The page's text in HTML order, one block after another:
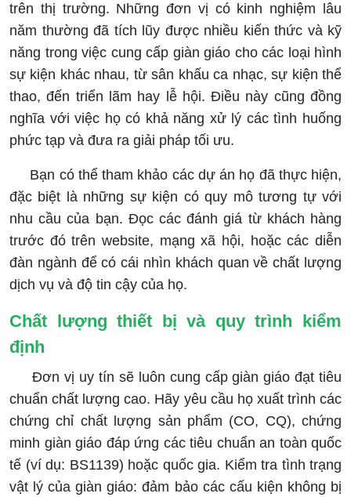
trên thị trường. Những đơn vị có kinh nghiệm lâu
năm thường đã tích lũy được nhiều kiến thức và kỹ
năng trong việc cung cấp giàn giáo cho các loại hình
sự kiện khác nhau, từ sân khấu ca nhạc, sự kiện thể
thao, đến triển lãm hay lễ hội. Điều này cũng đồng
nghĩa với việc họ có khả năng xử lý các tình huống
phức tạp và đưa ra giải pháp tối ưu.
Bạn có thể tham khảo các dự án họ đã thực hiện,
đặc biệt là những sự kiện có quy mô tương tự với
nhu cầu của bạn. Đọc các đánh giá từ khách hàng
trước đó trên website, mạng xã hội, hoặc các diễn
đàn ngành để có cái nhìn khách quan về chất lượng
dịch vụ và độ tin cậy của họ.
Chất lượng thiết bị và quy trình kiểm
định
Đơnvị uy tín sẽ luôn cung cấp giàn giáo đạt tiêu
chuẩn chất lượng cao. Hãy yêu cầu họ xuất trình các
chứng chỉ chất lượng sản phẩm (CO, CQ), chứng
minh giàn giáo đáp ứng các tiêu chuẩn an toàn quốc
tế (ví dụ: BS1139) hoặc quốc gia. Kiểm tra tình trạng
vật lý của giàn giáo: đảm bảo các cấu kiện không bị